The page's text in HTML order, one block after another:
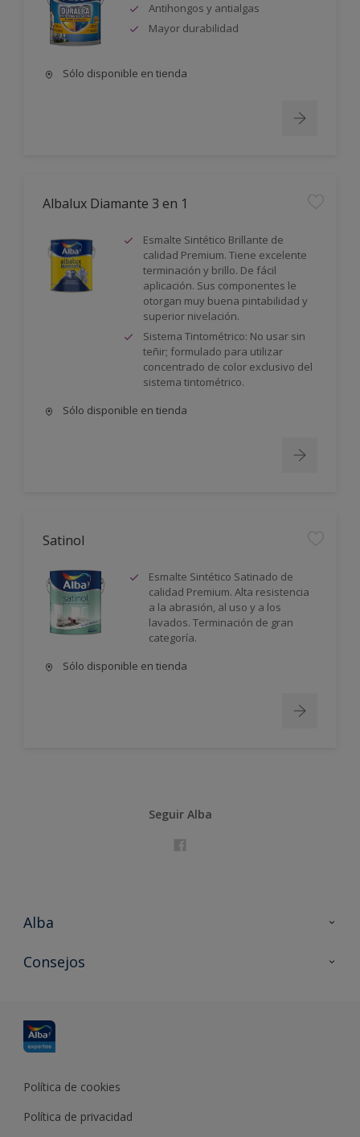
Antihongos y antialgas
Mayor durabilidad
Sólo disponible en tienda
Albalux Diamante 3 en 1
Esmalte Sintético Brillante de
calidad Premium. Tiene excelente
terminación y brillo. De fácil
aplicación. Sus componentes le
otorgan muy buena pintabilidad y
superior nivelación.
Sistema Tintométrico: No usar sin
teñir; formulado para utilizar
concentrado de color exclusivo del
sistema tintométrico.
Sólo disponible en tienda
Satinol
Esmalte Sintético Satinado de
calidad Premium. Alta resistencia
a la abrasión, al uso y a los
lavados. Terminación de gran
categoría.
Sólo disponible en tienda
Seguir Alba
Alba
Contacta con nosotros
Consejos
Política de cookies
Política de privacidad